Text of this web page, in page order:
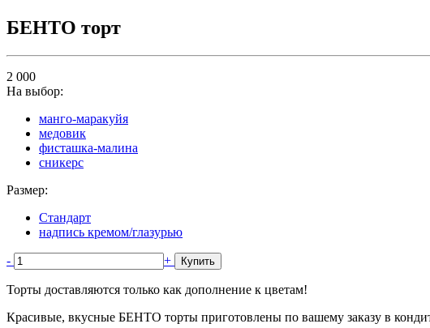
БЕНТО торт
2 000
На выбор:
манго-маракуйя
медовик
фисташка-малина
сникерс
Размер:
Стандарт
надпись кремом/глазурью
- + Купить
Торты доставляются только как дополнение к цветам!
Красивые, вкусные БЕНТО торты приготовлены по вашему заказу в